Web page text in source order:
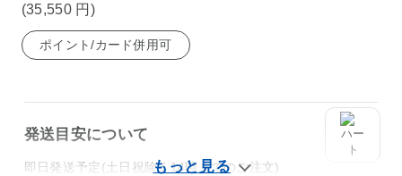
(35,550 円 )
ポイント/カード併用可
発送目安について
即日発送予定(土日祝除く14時までのご注文)